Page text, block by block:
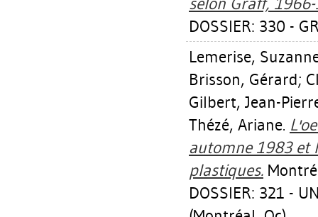
selon Graff,
DOSSIER: 330 -
Lemerise,
Brisson, Gérard;
Gilbert, Jean-
Thézé, Ariane.
automne 1983 et
plastiques.
DOSSIER: 321 -